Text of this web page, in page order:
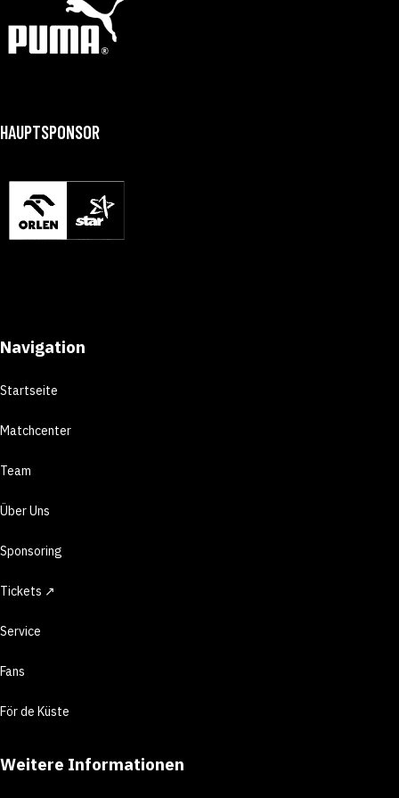
HAUPTSPONSOR
Navigation
Startseite
Matchcenter
Team
Über Uns
Sponsoring
Tickets ↗
Service
Fans
För de Küste
Weitere Informationen